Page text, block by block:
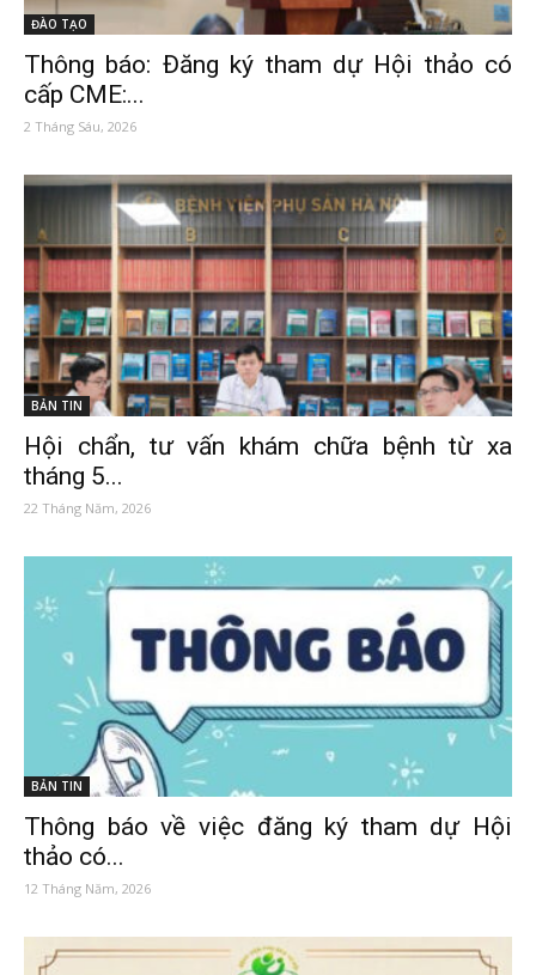
ĐÀO TẠO
Thông báo: Đăng ký tham dự Hội thảo có
cấp CME:...
2 Tháng Sáu, 2026
BẢN TIN
Hội chẩn, tư vấn khám chữa bệnh từ xa
tháng 5...
22 Tháng Năm, 2026
BẢN TIN
Thông báo về việc đăng ký tham dự Hội
thảo có...
12 Tháng Năm, 2026